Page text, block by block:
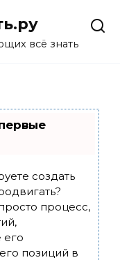
всё знать
создать
процесс,
его
позиций в